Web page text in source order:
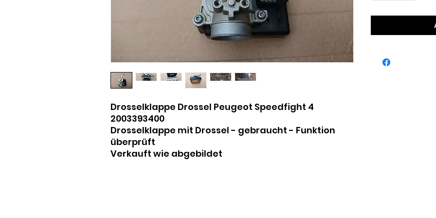
Drosselklappe Drossel Peugeot Speedfight 4
2003393400
Drosselklappe mit Drossel - gebraucht - Funktion
überprüft
Verkauft wie abgebildet